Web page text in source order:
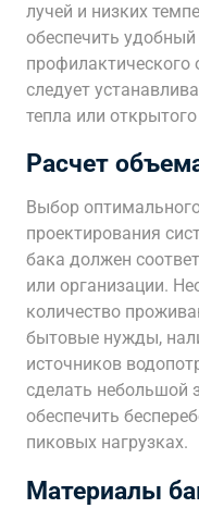
лучей и низких
обеспечить
профилактического
следует
тепла или открытого
Расчет
Выбор
проектирования
бака должен
или организации.
количество
бытовые нужды,
источников
сделать небольшой
обеспечить
пиковых нагрузках.
Материалы